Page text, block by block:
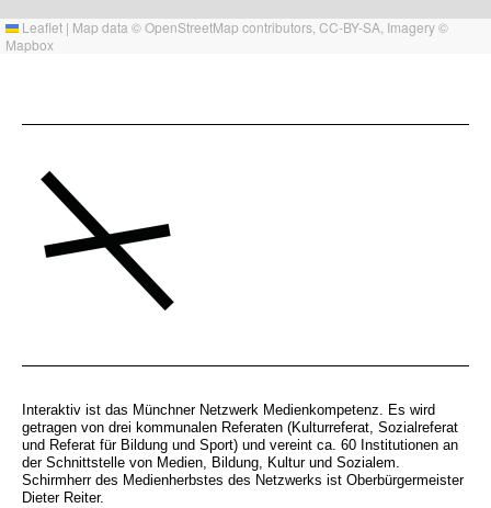
Leaflet | Map data ©OpenStreetMap contributors, CC-BY-SA , Imagery ©
Mapbox
Interaktiv ist das Münchner Netzwerk Medienkompetenz. Es wird
getragen von drei kommunalen Referaten (Kulturreferat, Sozialreferat
und Referat für Bildung und Sport) und vereint ca. 60 Institutionen an
der Schnittstelle von Medien, Bildung, Kultur und Sozialem.
Schirmherr des Medienherbstes des Netzwerks ist Oberbürgermeister
Dieter Reiter.